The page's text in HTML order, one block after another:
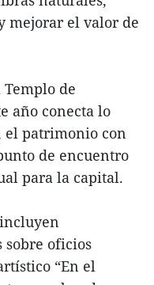
mejorar el valor de
de
año conecta lo
patrimonio con
de encuentro
para la capital.
sobre oficios
“En el